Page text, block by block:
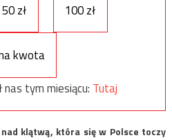
50 zł 100 zł
kwota
tym miesiącu: Tutaj
klątwą, która się w Polsce toczy